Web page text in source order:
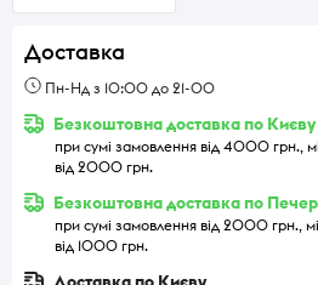
Доставка
Пн-Нд з 10:00 до 21-00
Безкоштовна доставка по Києву
при сумі замовлення від 4000 грн.,
від 2000 грн.
Безкоштовна доставка по
при сумі замовлення від 2000 грн.,
від 1000 грн.